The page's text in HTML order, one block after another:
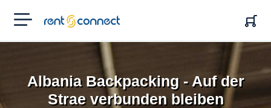
RENT'N
CONNECT
Albania Backpacking - Auf der
Strae verbunden bleiben